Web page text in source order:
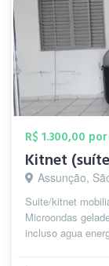
R$ 1.300,00
Kitnet
Assunção,
Suite/kitnet
Microondas
incluso agua